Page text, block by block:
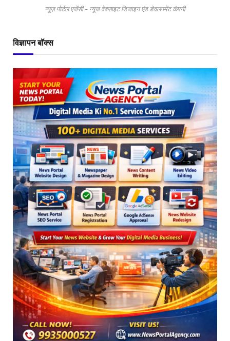
न्यूज़ पोर्टल एजेंसी – न्यूज वेबसाइट डिजाइन एंड डेवलपमेंट कंपनी
विज्ञापन बॉक्स